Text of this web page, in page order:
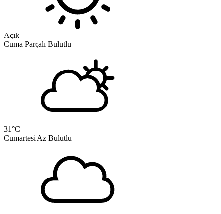
Açık
Cuma Parçalı Bulutlu
31°C
Cumartesi Az Bulutlu